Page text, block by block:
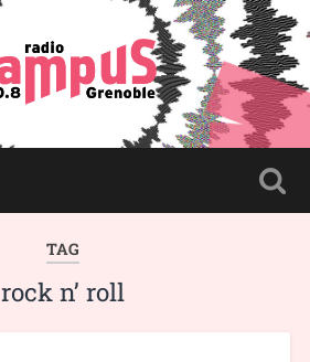
TAG
rock n’ roll